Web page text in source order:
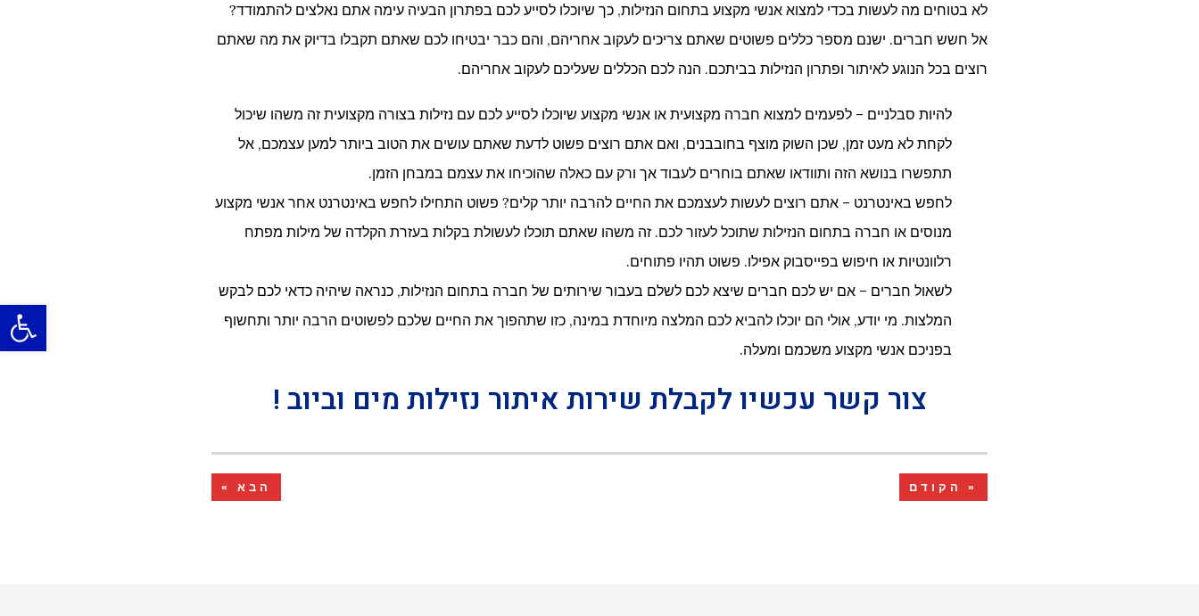
פתח
לא בטוחים מה לעשות בכדי למצוא אנשי מקצוע בתחום הנזילות, כך שיוכלו לסייע לכם בפתרון הבעיה עימה אתם נאלצים להתמודד?
אל חשש חברים. ישנם מספר כללים פשוטים שאתם צריכים לעקוב אחריהם, והם כבר יבטיחו לכם שאתם תקבלו בדיוק את מה שאתם
רוצים בכל הנוגע לאיתור ופתרון הנזילות בביתכם. הנה לכם הכללים שעליכם לעקוב אחריהם.
להיות סבלניים – לפעמים למצוא חברה מקצועית או אנשי מקצוע שיוכלו לסייע לכם עם נזילות בצורה מקצועית זה משהו שיכול
לקחת לא מעט זמן, שכן השוק מוצף בחובבנים, ואם אתם רוצים פשוט לדעת שאתם עושים את הטוב ביותר למען עצמכם, אל
תתפשרו בנושא הזה ותוודאו שאתם בוחרים לעבוד אך ורק עם כאלה שהוכיחו את עצמם במבחן הזמן.
לחפש באינטרנט – אתם רוצים לעשות לעצמכם את החיים להרבה יותר קלים? פשוט התחילו לחפש באינטרנט אחר אנשי מקצוע
מנוסים או חברה בתחום הנזילות שתוכל לעזור לכם. זה משהו שאתם תוכלו לעשולת בקלות בעזרת הקלדה של מילות מפתח
רלוונטיות או חיפוש בפייסבוק אפילו. פשוט תהיו פתוחים.
לשאול חברים – אם יש לכם חברים שיצא לכם לשלם בעבור שירותים של חברה בתחום הנזילות, כנראה שיהיה כדאי לכם לבקש
המלצות. מי יודע, אולי הם יוכלו להביא לכם המלצה מיוחדת במינה, כזו שתהפוך את החיים שלכם לפשוטים הרבה יותר ותחשוף
בפניכם אנשי מקצוע משכמם ומעלה.
צור קשר עכשיו לקבלת שירות איתור נזילות מים וביוב !
« הקודם הבא »